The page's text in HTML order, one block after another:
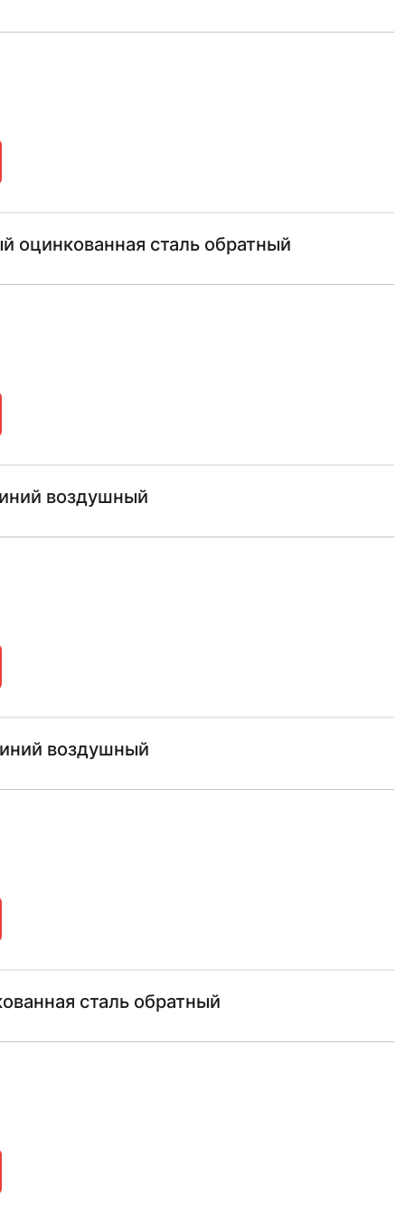
оцинкованная сталь обратный
воздушный
воздушный
сталь обратный